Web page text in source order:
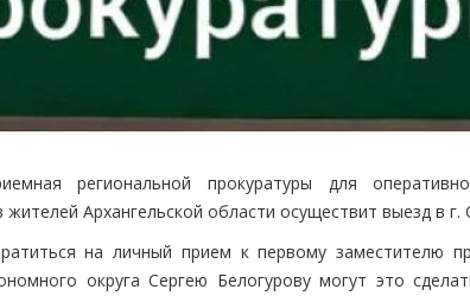
региональной прокуратуры для
Архангельской области осуществит выезд в г.
на личный прием к первому заместителю
округа Сергею Белогурову могут это